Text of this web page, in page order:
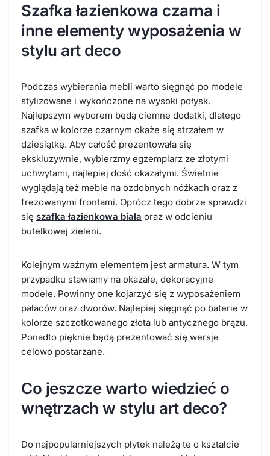
Szafka łazienkowa czarna i
inne elementy wyposażenia w
stylu art deco
Podczas wybierania mebli warto sięgnąć po modele
stylizowane i wykończone na wysoki połysk.
Najlepszym wyborem będą ciemne dodatki, dlatego
szafka w kolorze czarnym okaże się strzałem w
dziesiątkę. Aby całość prezentowała się
ekskluzywnie, wybierzmy egzemplarz ze złotymi
uchwytami, najlepiej dość okazałymi. Świetnie
wyglądają też meble na ozdobnych nóżkach oraz z
frezowanymi frontami. Oprócz tego dobrze sprawdzi
się szafka łazienkowa biała oraz w odcieniu
butelkowej zieleni.
Kolejnym ważnym elementem jest armatura. W tym
przypadku stawiamy na okazałe, dekoracyjne
modele. Powinny one kojarzyć się z wyposażeniem
pałaców oraz dworów. Najlepiej sięgnąć po baterie w
kolorze szczotkowanego złota lub antycznego brązu.
Ponadto pięknie będą prezentować się wersje
celowo postarzane.
Co jeszcze warto wiedzieć o
wnętrzach w stylu art deco?
Do najpopularniejszych płytek należą te o kształcie